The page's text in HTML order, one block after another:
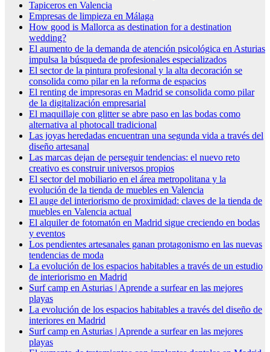
Tapiceros en Valencia
Empresas de limpieza en Málaga
How good is Mallorca as destination for a destination
wedding?
El aumento de la demanda de atención psicológica en Asturias
impulsa la búsqueda de profesionales especializados
El sector de la pintura profesional y la alta decoración se
consolida como pilar en la reforma de espacios
El renting de impresoras en Madrid se consolida como pilar
de la digitalización empresarial
El maquillaje con glitter se abre paso en las bodas como
alternativa al photocall tradicional
Las joyas heredadas encuentran una segunda vida a través del
diseño artesanal
Las marcas dejan de perseguir tendencias: el nuevo reto
creativo es construir universos propios
El sector del mobiliario en el área metropolitana y la
evolución de la tienda de muebles en Valencia
El auge del interiorismo de proximidad: claves de la tienda de
muebles en Valencia actual
El alquiler de fotomatón en Madrid sigue creciendo en bodas
y eventos
Los pendientes artesanales ganan protagonismo en las nuevas
tendencias de moda
La evolución de los espacios habitables a través de un estudio
de interiorismo en Madrid
Surf camp en Asturias | Aprende a surfear en las mejores
playas
La evolución de los espacios habitables a través del diseño de
interiores en Madrid
Surf camp en Asturias | Aprende a surfear en las mejores
playas